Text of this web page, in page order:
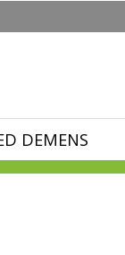
DEMENS